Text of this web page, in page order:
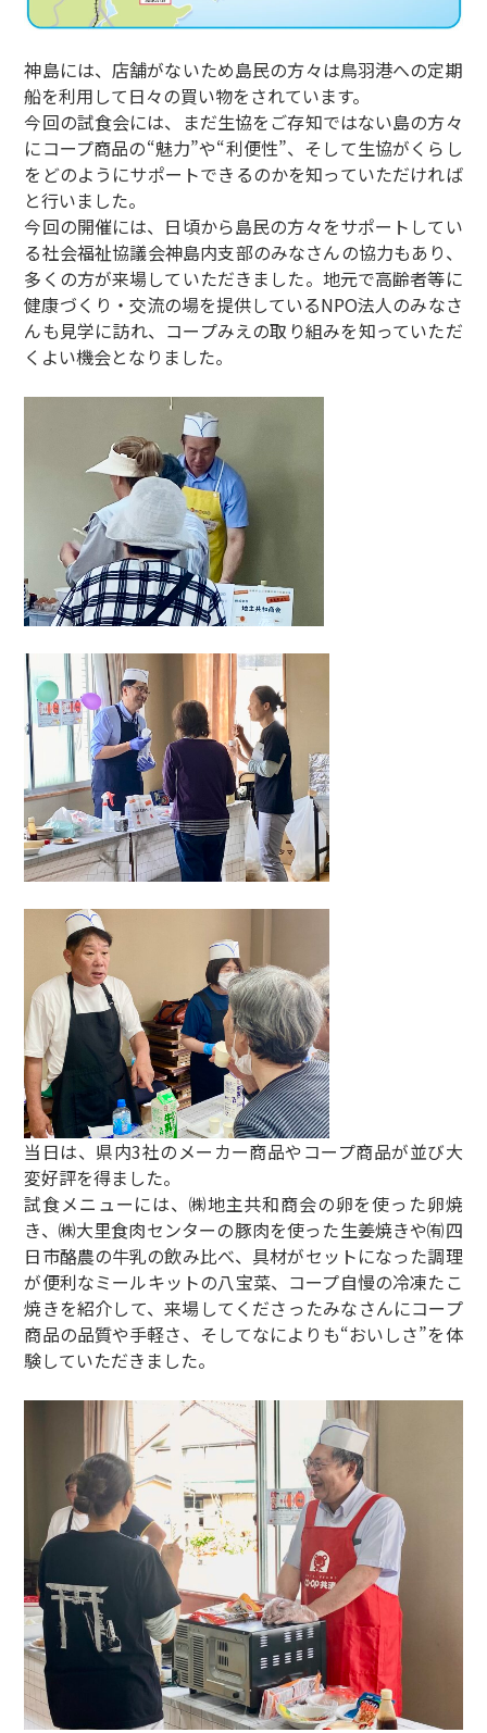
神島には、店舗がないため島民の方々は鳥羽港への定期
船を利用して日々の買い物をされています。
今回の試食会には、まだ生協をご存知ではない島の方々
にコープ商品の“魅力”や“利便性”、そして生協がくらし
をどのようにサポートできるのかを知っていただければ
と行いました。
今回の開催には、日頃から島民の方々をサポートしてい
る社会福祉協議会神島内支部のみなさんの協力もあり、
多くの方が来場していただきました。地元で高齢者等に
健康づくり・交流の場を提供しているNPO法人のみなさ
んも見学に訪れ、コープみえの取り組みを知っていただ
くよい機会となりました。
当日は、県内3社のメーカー商品やコープ商品が並び大
変好評を得ました。
試食メニューには、㈱地主共和商会の卵を使った卵焼
き、㈱大里食肉センターの豚肉を使った生姜焼きや㈲四
日市酪農の牛乳の飲み比べ、具材がセットになった調理
が便利なミールキットの八宝菜、コープ自慢の冷凍たこ
焼きを紹介して、来場してくださったみなさんにコープ
商品の品質や手軽さ、そしてなによりも“おいしさ”を体
験していただきました。